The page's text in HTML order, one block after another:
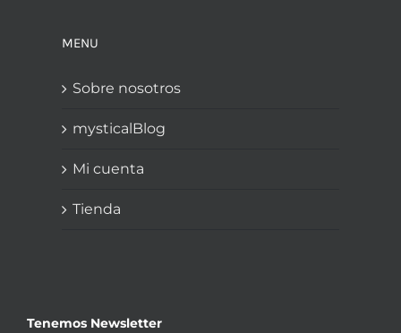
MENU
Sobre nosotros
mysticalBlog
Mi cuenta
Tienda
Tenemos Newsletter